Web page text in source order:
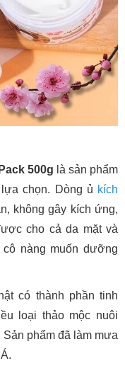
500g là sản phẩm
chọn. Dòng ủ kích
không gây kích ứng,
cho cả da mặt và
nàng muốn dưỡng
có thành phần tinh
loại thảo mộc nuôi
phẩm đã làm mưa